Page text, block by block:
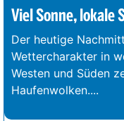
Viel Sonne, lokale
Der heutige
Wettercharakter in
Westen und Süden
Haufenwolken....